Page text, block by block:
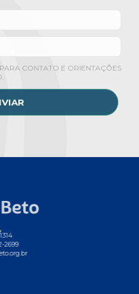
CONTATO E ORIENTAÇÕES
8024
(34) 3212-1314
(11) 91732-2699